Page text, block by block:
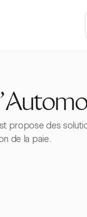
propose des
de la paie.